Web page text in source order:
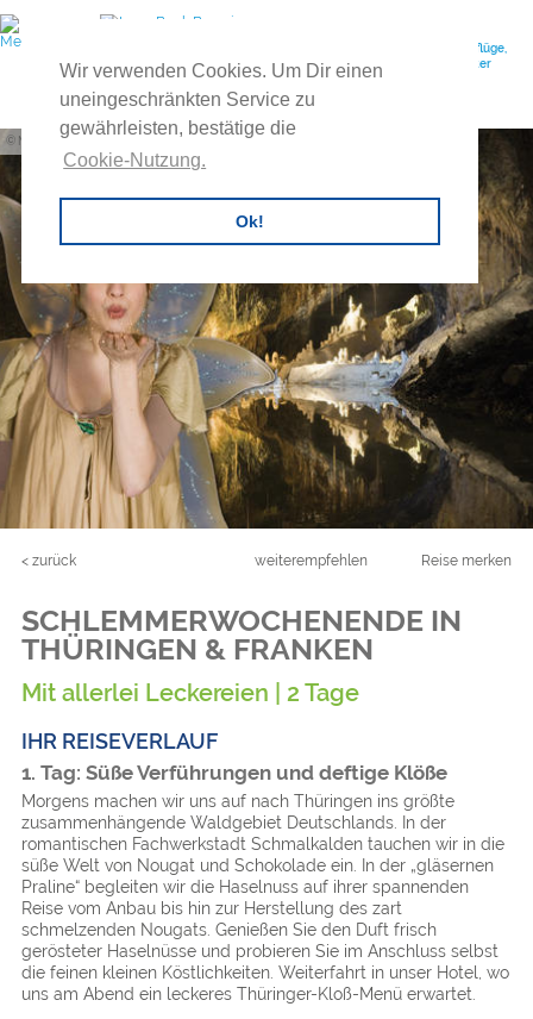
Wir verwenden Cookies. Um Dir einen
uneingeschränkten Service zu
gewährleisten, bestätige die
Cookie-Nutzung.
Ok!
Ihr Reiseveranstalter für individuelle Gruppenreisen, Feuerwehrausflüge,
Vereinsreisen, Betriebsausflüge, Exkursionen, Tagesreisen, Buscharter
uvm.
Matthias Frank Schmidt
< zurück weiterempfehlen Reise merken
SCHLEMMERWOCHENENDE IN
THÜRINGEN & FRANKEN
Mit allerlei Leckereien | 2 Tage
IHR REISEVERLAUF
1. Tag: Süße Verführungen und deftige Klöße
Morgens machen wir uns auf nach Thüringen ins größte
zusammenhängende Waldgebiet Deutschlands. In der
romantischen Fachwerkstadt Schmalkalden tauchen wir in die
süße Welt von Nougat und Schokolade ein. In der „gläsernen
Praline“ begleiten wir die Haselnuss auf ihrer spannenden
Reise vom Anbau bis hin zur Herstellung des zart
schmelzenden Nougats. Genießen Sie den Duft frisch
gerösteter Haselnüsse und probieren Sie im Anschluss selbst
die feinen kleinen Köstlichkeiten. Weiterfahrt in unser Hotel, wo
uns am Abend ein leckeres Thüringer-Kloß-Menü erwartet.